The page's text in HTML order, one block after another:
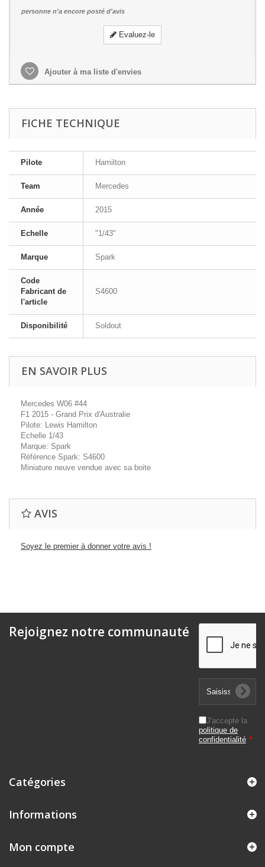
personne n'a encore posté d'avis
Evaluez-le
Ajouter à ma liste d'envies
FICHE TECHNIQUE
Pilote Hamilton
Team Mercedes
Année 2015
Echelle "1/43"
Marque Spark
Code
Fabricant de
l'article
S4600
Disponibilité Soldout
EN SAVOIR PLUS
Mercedes W06 #44
F1 2015 - Grand Prix d'Australie
Pilote: Lewis Hamilton
Echelle 1/43
Marque: Spark
Référence Spark: S4600
Miniature neuve vendue avec sa boite
AVIS
Soyez le premier à donner votre avis !
Rejoignez notre communauté
J'accepte la
politique de
confidentialité *
Catégories
Informations
Mon compte